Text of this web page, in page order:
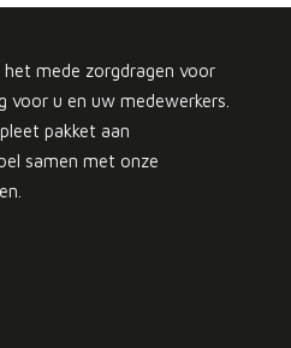
het mede zorgdragen voor
voor u en uw medewerkers.
pakket aan
samen met onze